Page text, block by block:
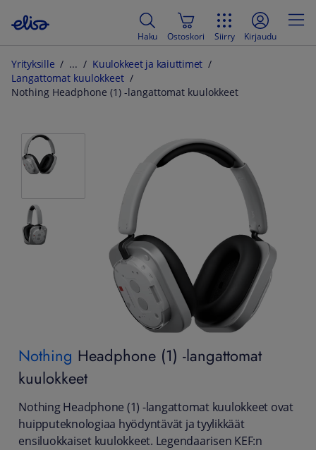
Haku Ostoskori Siirry Kirjaudu
Yrityksille
Kuulokkeet ja kaiuttimet
Langattomat kuulokkeet
Nothing Headphone (1) -langattomat kuulokkeet
Nothing Headphone (1) -langattomat
kuulokkeet
Nothing Headphone (1) -langattomat kuulokkeet ovat
huipputeknologiaa hyödyntävät ja tyylikkäät
ensiluokkaiset kuulokkeet. Legendaarisen KEF:n